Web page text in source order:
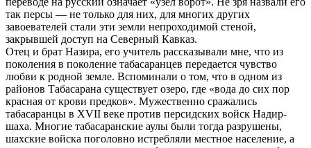
так персы — не только для них, для многих других
завоевателей стали эти земли непроходимой стеной,
закрывшей доступ на Северный Кавказ.
Отец и брат Назира, его учитель рассказывали мне, что из
поколения в поколение табасаранцев передается чувство
любви к родной земле. Вспоминали о том, что в одном из
районов Табасарана существует озеро, где «вода до сих пор
красная от крови предков». Мужественно сражались
табасаранцы в XVII веке против персидских войск Надир-
шаха. Многие табасаранские аулы были тогда разрушены,
шахские войска поголовно истребляли местное население, а